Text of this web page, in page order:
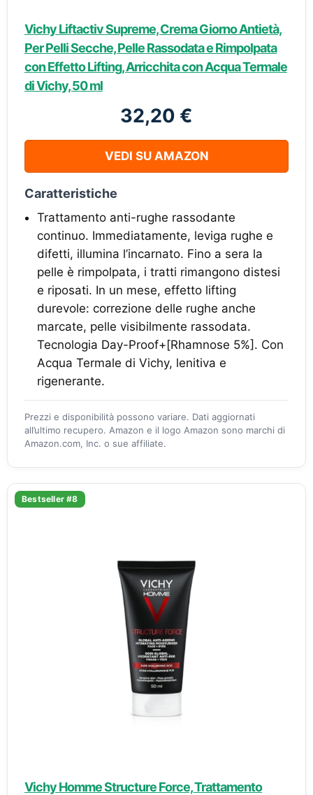
Vichy Liftactiv Supreme, Crema Giorno Antietà,
Per Pelli Secche, Pelle Rassodata e Rimpolpata
con Effetto Lifting, Arricchita con Acqua Termale
di Vichy, 50 ml
32,20 €
VEDI SU AMAZON
Caratteristiche
Trattamento anti-rughe rassodante
continuo. Immediatamente, leviga rughe e
difetti, illumina l’incarnato. Fino a sera la
pelle è rimpolpata, i tratti rimangono distesi
e riposati. In un mese, effetto lifting
durevole: correzione delle rughe anche
marcate, pelle visibilmente rassodata.
Tecnologia Day-Proof+[Rhamnose 5%]. Con
Acqua Termale di Vichy, lenitiva e
rigenerante.
Prezzi e disponibilità possono variare. Dati aggiornati
all’ultimo recupero. Amazon e il logo Amazon sono marchi di
Amazon.com, Inc. o sue affiliate.
Bestseller #8
Vichy Homme Structure Force, Trattamento